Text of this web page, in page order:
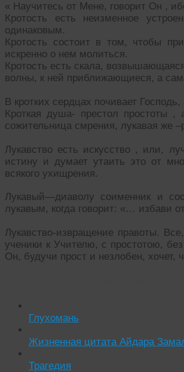
« Научитесь от Мене, говорит Он ,
Кротость есть неизменное
одинаковым.
Кротость состоит в том, чтобы
искренно о нем молиться.
Кротость есть скала,
волны, к ней приближающиеся, а
В кротких сердцах почивает
Кроткая душа- престол простоты
сожительница смрения, лукавая же
Лукавство есть искусство , или,
истину и думает утаить это от
всякого ухищрения.
Лукавый—диаволу соименник и
лукавым, когда говорит: «… избави
Лукавство-извращение правоты.
ученики к Учителю, с простотою,
Он, будучи прост и незлобен,
Глухомань
Жизненная цитата Айдара
Трагедия